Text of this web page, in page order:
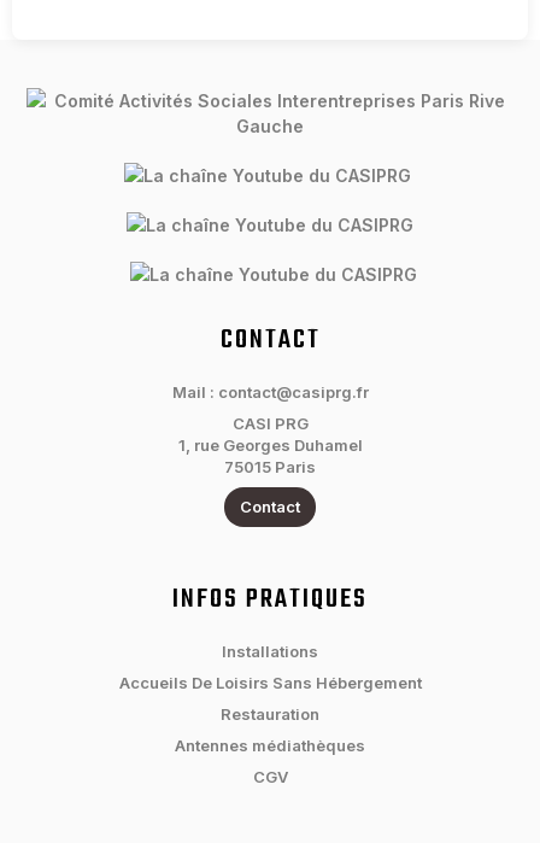
CONTACT
Mail : contact@casiprg.fr
CASI PRG
1, rue Georges Duhamel
75015 Paris
Contact
INFOS PRATIQUES
Installations
Accueils De Loisirs Sans Hébergement
Restauration
Antennes médiathèques
CGV